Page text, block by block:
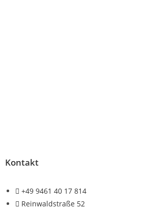
Kontakt
+49 9461 40 17 814
Reinwaldstraße 52